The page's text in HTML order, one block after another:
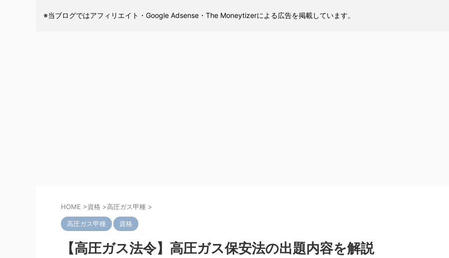
※当ブログではアフィリエイト・Google Adsense・The Moneytizerによる広告を掲載しています。
HOME >資格 >高圧ガス甲種 >
高圧ガス甲種 資格
【高圧ガス法令】高圧ガス保安法の出題内容を解説